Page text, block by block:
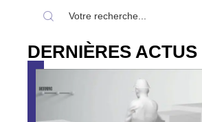
DERNIÈRES ACTUS